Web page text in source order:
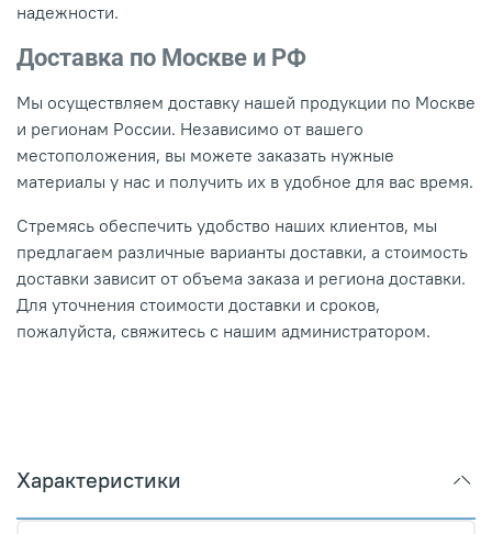
надежности.
Доставка по Москве и РФ
Мы осуществляем доставку нашей продукции по Москве
и регионам России. Независимо от вашего
местоположения, вы можете заказать нужные
материалы у нас и получить их в удобное для вас время.
Стремясь обеспечить удобство наших клиентов, мы
предлагаем различные варианты доставки, а стоимость
доставки зависит от объема заказа и региона доставки.
Для уточнения стоимости доставки и сроков,
пожалуйста, свяжитесь с нашим администратором.
Характеристики